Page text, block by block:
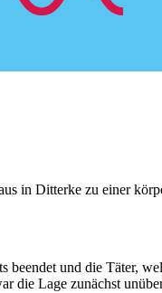
in Ditterke zu einer
und die Täter,
die Lage zunächst